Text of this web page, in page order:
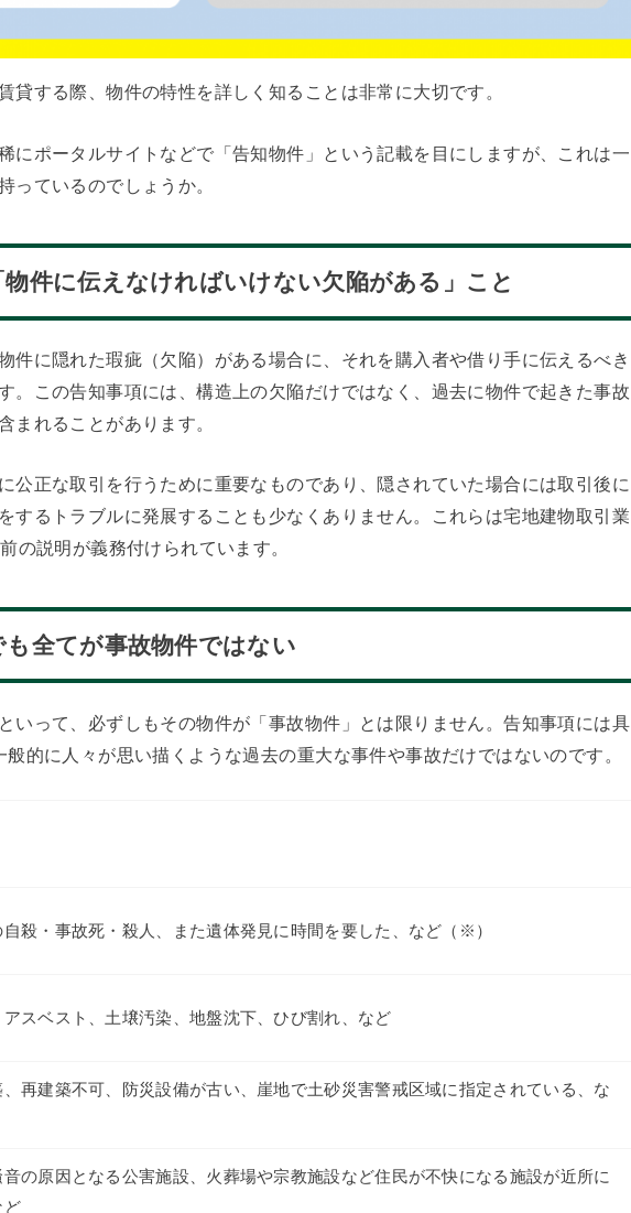
貸する際、物件の特性を詳しく知ることは非常に大切です。
にポータルサイトなどで「告知物件」という記載を目にしますが、これは一
っているのでしょうか。
件に伝えなければいけない欠陥がある」こと
件に隠れた瑕疵（欠陥）がある場合に、それを購入者や借り手に伝えるべき
。この告知事項には、構造上の欠陥だけではなく、過去に物件で起きた事故
まれることがあります。
公正な取引を行うために重要なものであり、隠されていた場合には取引後に
するトラブルに発展することも少なくありません。これらは宅地建物取引業
の説明が義務付けられています。
全てが事故物件ではない
いって、必ずしもその物件が「事故物件」とは限りません。告知事項には具
的に人々が思い描くような過去の重大な事件や事故だけではないのです。
殺・事故死・殺人、また遺体発見に時間を要した、など（※）
スベスト、土壌汚染、地盤沈下、ひび割れ、など
再建築不可、防災設備が古い、崖地で土砂災害警戒区域に指定されている、な
音の原因となる公害施設、火葬場や宗教施設など住民が不快になる施設が近所に
ど